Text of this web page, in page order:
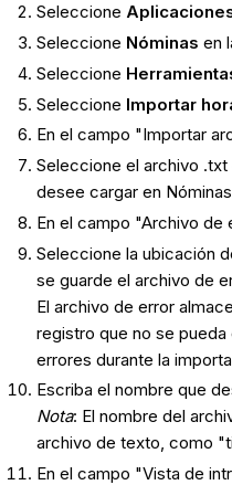
Seleccione
Seleccione Nóminas en
Seleccione
Seleccione Importar
En el campo "Importar
Seleccione el archivo
desee cargar en
En el campo "Archivo de
Seleccione la ubicación
se guarde el archivo de
El archivo de error
registro que no se pueda
errores durante la
Escriba el nombre que
Nota: El nombre del
archivo de texto, como
En el campo "Vista de